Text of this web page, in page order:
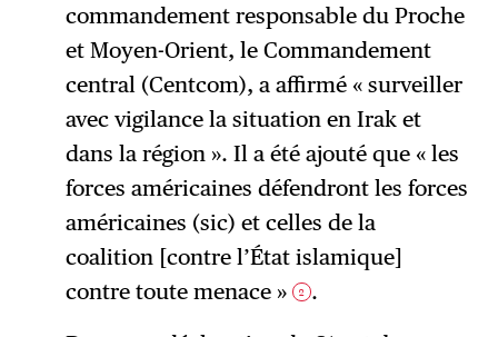
commandement responsable du Proche
et Moyen-Orient, le Commandement
central (Centcom), a affirmé « surveiller
avec vigilance la situation en Irak et
dans la région ». Il a été ajouté que « les
forces américaines défendront les forces
américaines (sic) et celles de la
coalition [contre l’État islamique]
contre toute menace »
2 .